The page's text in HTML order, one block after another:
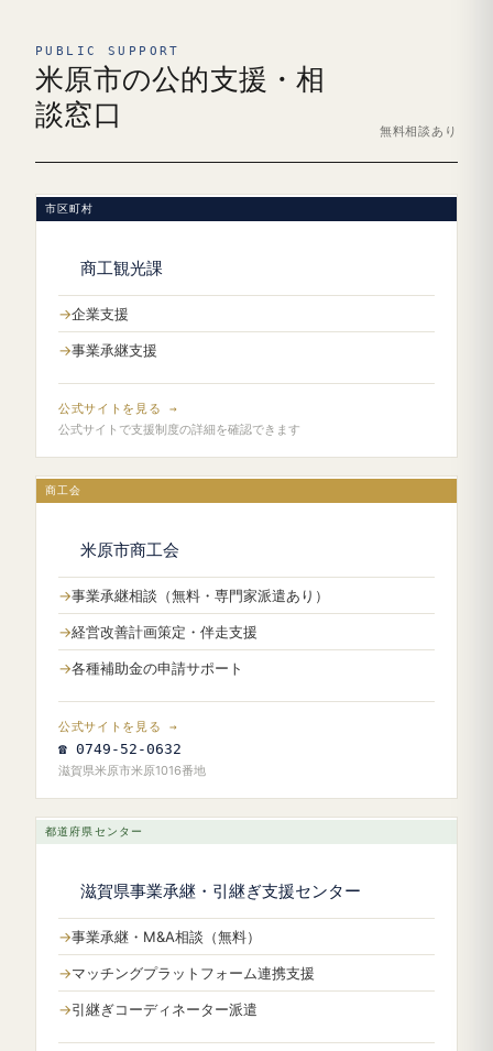
PUBLIC SUPPORT
米原市の公的支援・相
談窓口
無料相談あり
市区町村
商工観光課
企業支援
事業承継支援
公式サイトを見る →
公式サイトで支援制度の詳細を確認できます
商工会
米原市商工会
事業承継相談（無料・専門家派遣あり）
経営改善計画策定・伴走支援
各種補助金の申請サポート
公式サイトを見る →
☎ 0749-52-0632
滋賀県米原市米原1016番地
都道府県センター
滋賀県事業承継・引継ぎ支援センター
事業承継・M&A相談（無料）
マッチングプラットフォーム連携支援
引継ぎコーディネーター派遣